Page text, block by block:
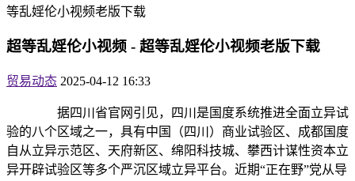
等乱婬伦小视频老版下载
超等乱婬伦小视频 - 超等乱婬伦小视频老版下载
贸易动态 2025-04-12 16:33
据四川省官网引见，四川是国度系统推进全面立异试
验的八个区域之一，具有中国（四川）商业试验区、成都国度
自从立异示范区、天府新区、绵阳科技城、攀西计谋性资本立
异开辟试验区等多个严沉区域立异平台。近期“正在野”党从导